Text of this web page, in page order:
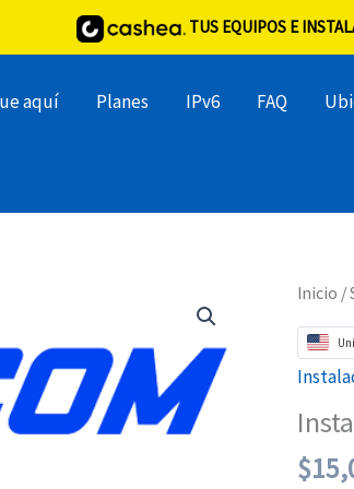
TUS EQUIPOS E
aquí Planes IPv6 FAQ
Inicio /
$